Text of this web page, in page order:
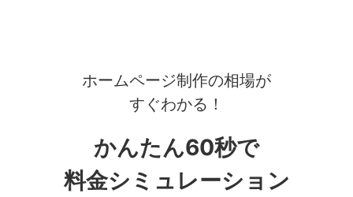
ホームページ制作の相場が
すぐわかる！
かんたん60秒で
料金シミュレーション